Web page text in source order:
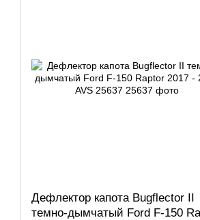
Дефлектор капота Bugflector II
темно-дымчатый Ford F-150